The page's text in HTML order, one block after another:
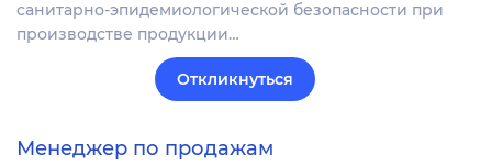
санитарно-эпидемиологической безопасности при
производстве продукции…
Откликнуться
Менеджер по продажам